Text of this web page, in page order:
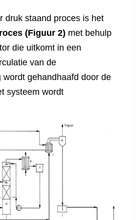
druk staand proces is het
(Figuur 2) met behulp
die uitkomt in een
van de
wordt gehandhaafd door de
systeem wordt